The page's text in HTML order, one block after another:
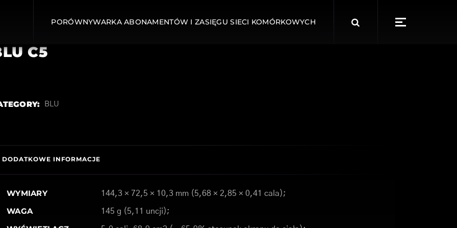
PORÓWNYWARKA ABONAMENTÓW I ZASIĘGU SIECI KOMÓRKOWYCH
for:
C5
BLU
DODATKOWE INFORMACJE
WYMIARY 144,3 × 72,5 × 10,3 mm (5,68 × 2,85 × 0,41 cala);
WAGA 145 g (5,11 uncji);